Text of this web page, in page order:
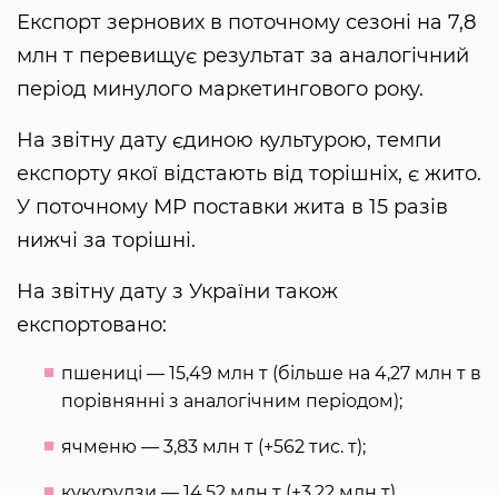
Експорт зернових в поточному сезоні на 7,8
млн т перевищує результат за аналогічний
період минулого маркетингового року.
На звітну дату єдиною культурою, темпи
експорту якої відстають від торішніх, є жито.
У поточному МР поставки жита в 15 разів
нижчі за торішні.
На звітну дату з України також
експортовано:
пшениці — 15,49 млн т (більше на 4,27 млн ​​т в
порівнянні з аналогічним періодом);
ячменю — 3,83 млн т (+562 тис. т);